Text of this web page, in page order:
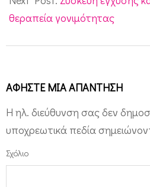
θεραπεία γονιμότητας
ΑΦΉΣΤΕ ΜΙΑ ΑΠΆΝΤΗΣΗ
Η ηλ. διεύθυνση σας δεν
υποχρεωτικά πεδία
Σχόλιο